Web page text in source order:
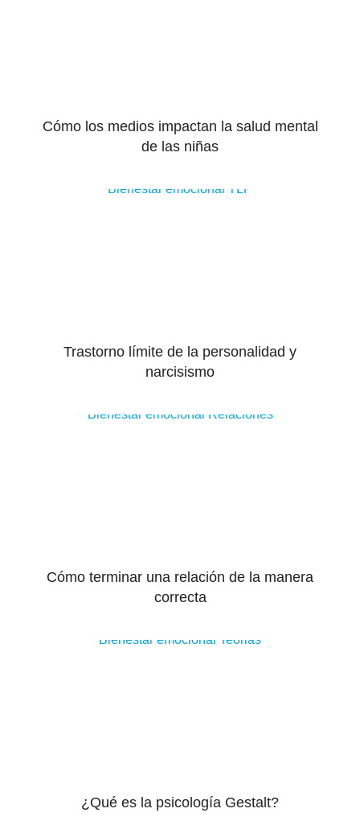
Cómo los medios impactan la salud mental
de las niñas
Bienestar emocional TLP
Trastorno límite de la personalidad y
narcisismo
Bienestar emocional Relaciones
Cómo terminar una relación de la manera
correcta
Bienestar emocional Teorias
¿Qué es la psicología Gestalt?